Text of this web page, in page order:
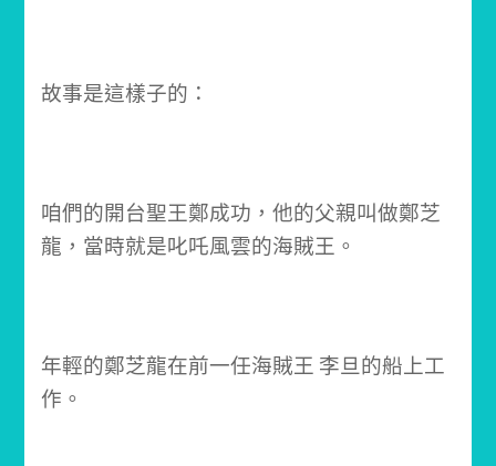
故事是這樣子的：
咱們的開台聖王鄭成功，他的父親叫做鄭芝
龍，當時就是叱吒風雲的海賊王。
年輕的鄭芝龍在前一任海賊王 李旦的船上工
作。